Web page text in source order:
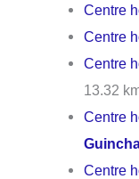
Centre
Centre
Centre
13.32
Centre
Centre